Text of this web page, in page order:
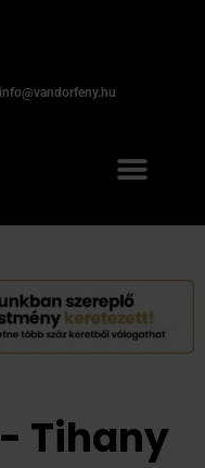
info@vandorfeny.hu
Tihany